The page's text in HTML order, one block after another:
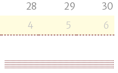
28 29
30
4 5 6